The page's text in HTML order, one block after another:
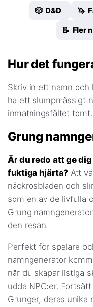
🎲 D&D 🦄
📝 Fler
Hur det
Skriv in ett namn och
ha ett slumpmässigt
inmatningsfältet tomt.
Grung
Är du redo att ge
fuktiga hjärta? Att
näckrosbladen och
som en av de livfulla
Grung
den resan.
Perfekt för spelare
namngenerator
när du skapar listiga
udda NPC:er.
Grunger, deras unika